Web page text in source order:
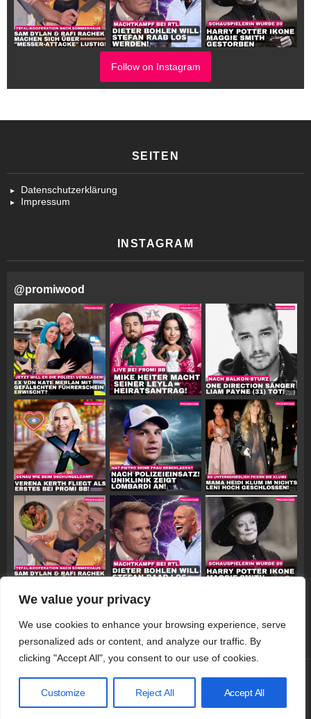
We value your privacy
We use cookies to enhance your browsing experience, serve
personalized ads or content, and analyze our traffic. By
clicking "Accept All", you consent to our use of cookies.
Customize Reject All Accept All
Follow on Instagram
SEITEN
Datenschutzerklärung
Impressum
INSTAGRAM
@promiwood
Follow on Instagram
Datenschutzerklärung Impressum